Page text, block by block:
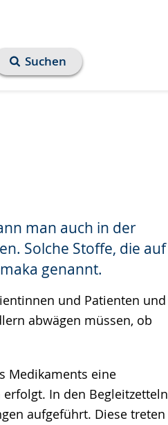
Suchen
man auch in der
Solche Stoffe, die auf
genannt.
und Patienten und
abwägen müssen, ob
Medikaments eine
In den Begleitzetteln
aufgeführt. Diese treten